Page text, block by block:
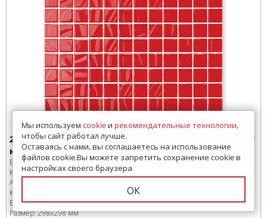
20005 Мозаика Kerama Marazzi Темари
красный глянцевый 29.8х29.8
Бренд:Kerama Marazzi
Коллекция:Темари
Артикул:
Код товара:
В коробке:12 шт, 1.066 м2
Размер:298x298 мм
Мы используем cookieи рекомендательные технологии,
чтобы сайт работал лучше.
Оставаясь с нами, вы соглашаетесь на использование
файлов cookie.Вы можете запретить сохранение cookie в
настройках своего браузера
ОК